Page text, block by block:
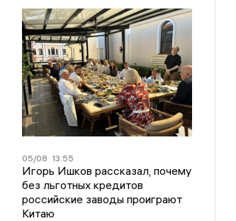
05/08 13:55
Игорь Ишков рассказал, почему
без льготных кредитов
российские заводы проиграют
Китаю